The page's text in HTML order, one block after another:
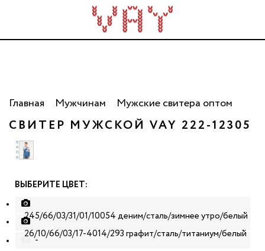
Трикотаж для всей семьи. Сделано в России. Опт
от 5 000 рублей.
Главная Мужчинам Мужские свитера оптом
СВИТЕР МУЖСКОЙ VAY 222-12305
ВЫБЕРИТЕ ЦВЕТ:
245/66/03/31/01/10054 деним/сталь/зимнее утро/белый
26/10/66/03/17-4014/293 графит/сталь/титаниум/белый
-